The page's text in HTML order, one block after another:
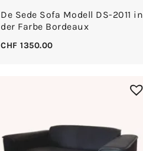
De Sede Sofa Modell DS-2011 in
der Farbe Bordeaux
CHF 1350.00